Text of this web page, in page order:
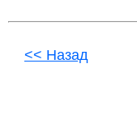
<< Назад